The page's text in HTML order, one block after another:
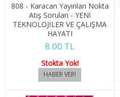
TARİH
1. SINIF 1. YARIYIL TARİH
1. SINIF 2. YARIYIL TARİH
2. SINIF 3. YARIYIL TARİH
808 - Karacan Yayınları Nokta
Atış Soruları - YENİ
TEKNOLOJİLER VE ÇALIŞMA
HAYATI
8.00 TL
Stokta Yok!